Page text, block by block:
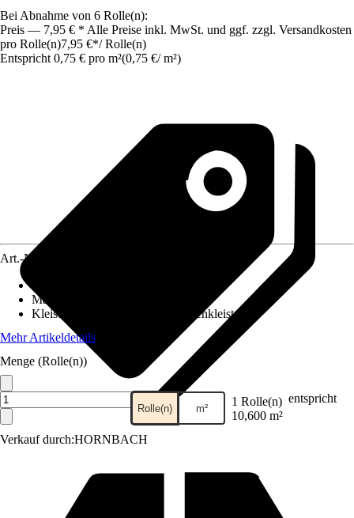
Bei Abnahme von 6 Rolle(n):
Preis — 7,95 € * Alle Preise inkl. MwSt. und ggf. zzgl. Versandkosten
pro Rolle(n)7,95 €*/ Rolle(n)
Entspricht 0,75 € pro m²(0,75 €/ m²)
Verkauf durch:HORNBACH
Art.-Nr.
Maße (BxH)
Kleisterempfehlung
Spezialtapetenkleister
Mehr Artikeldetails
Menge (Rolle(n))
Rolle(n) m² 1 Rolle(n) entspricht
10,600 m²